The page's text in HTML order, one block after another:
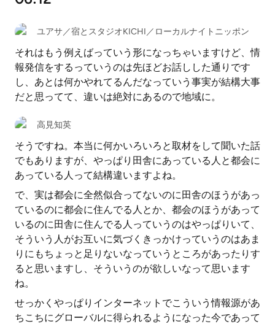
ユアサ／宿とスタジオKICHI／ローカルナイトニッポン
それはもう例えばっていう形になっちゃいますけど、情
報発信をするっていうのは先ほどお話しした通りです
し、あとは何かやれてるんだなっていう事実が結構大事
だと思ってて、違いは絶対にあるので地域に。
高見知英
そうですね。本当に何かいろいろと取材をして聞いた話
でもありますが、やっぱり田舎にあっている人と都会に
あっている人って結構違いますよね。
で、実は都会に全然似合ってないのに田舎のほうがあっ
ているのに都会に住んでる人とか、都会のほうがあって
いるのに田舎に住んでる人っていうのはやっぱりいて、
そういう人がお互いに気づくきっかけっていうのはあま
りにもちょっと足りないなっていうところがあったりす
ると思いますし、そういうのが欲しいなって思います
ね。
せっかくやっぱりインターネットでこういう情報源があ
ちこちにグローバルに得られるようになった今であって